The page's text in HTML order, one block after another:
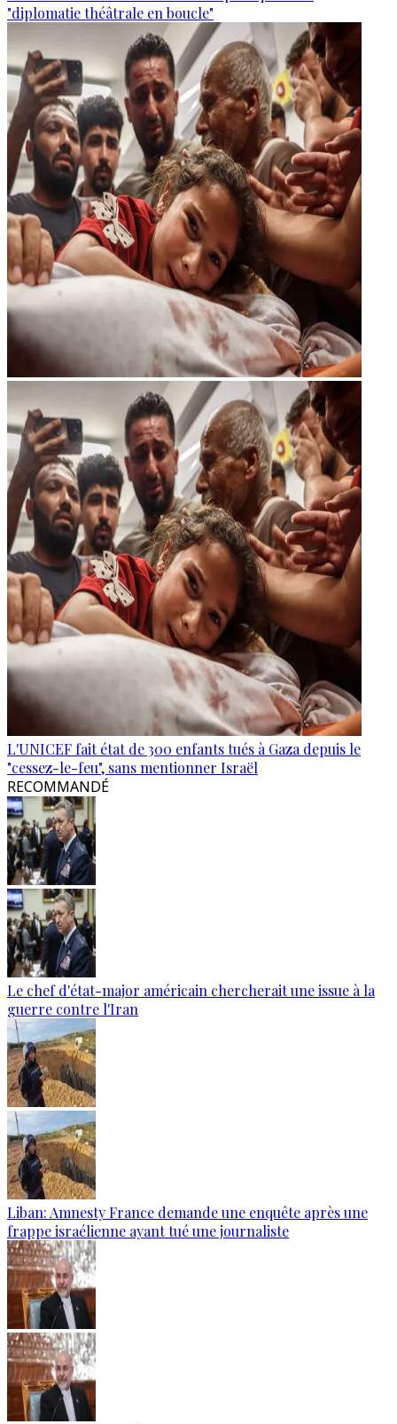
"diplomatie théâtrale en boucle"
L'UNICEF fait état de 300 enfants tués à Gaza depuis le
"cessez-le-feu", sans mentionner Israël
RECOMMANDÉ
Le chef d'état-major américain chercherait une issue à la
guerre contre l'Iran
Liban: Amnesty France demande une enquête après une
frappe israélienne ayant tué une journaliste